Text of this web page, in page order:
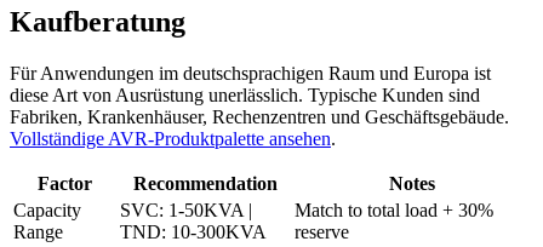
Kaufberatung
Für Anwendungen im deutschsprachigen Raum und Europa ist
diese Art von Ausrüstung unerlässlich. Typische Kunden sind
Fabriken, Krankenhäuser, Rechenzentren und Geschäftsgebäude.
Vollständige AVR-Produktpalette ansehen.
Factor Recommendation
Notes
Capacity
Range
SVC: 1-50KVA |
TND: 10-300KVA
Match to total load + 30%
reserve